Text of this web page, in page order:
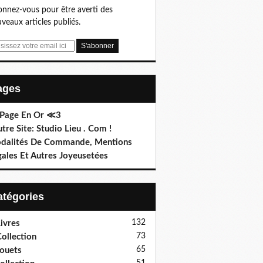
vous pour être averti des
articles publiés.
Page En Or ≪3
Site: Studio Lieu . Com !
De Commande, Mentions
Et Autres Joyeusetées
132
73
65